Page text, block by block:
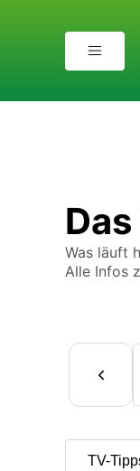
Was läuft
Alle Infos
TV-